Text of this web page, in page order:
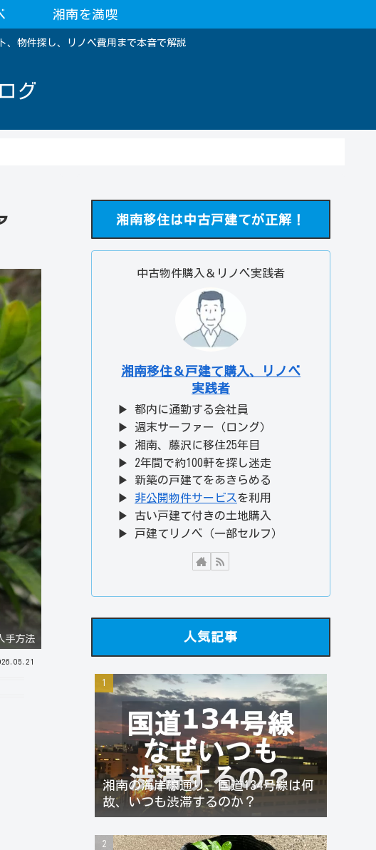
、物件探し、リノベ費用まで本音で解説
グ
湘南を満喫
手方法
湘南移住は中古戸建てが正解！
中古物件購入＆リノベ実践者
湘南移住＆戸建て購入、リノベ
実践者
▶ 都内に通勤する会社員
▶ 週末サーファー（ロング）
▶ 湘南、藤沢に移住25年目
▶ 2年間で約100軒を探し迷走
▶ 新築の戸建てをあきらめる
▶ 非公開物件サービスを利用
▶ 古い戸建て付きの土地購入
▶ 戸建てリノベ（一部セルフ）
人気記事
湘南の海岸線通り、国道134号線は何
故、いつも渋滞するのか？